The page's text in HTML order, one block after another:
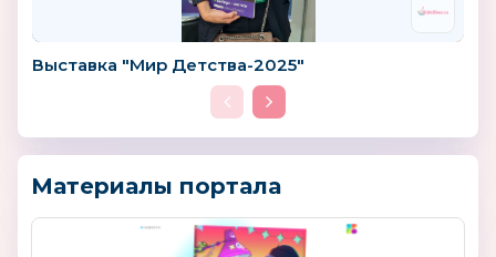
Выставка "Мир Детства-2025"
Материалы портала